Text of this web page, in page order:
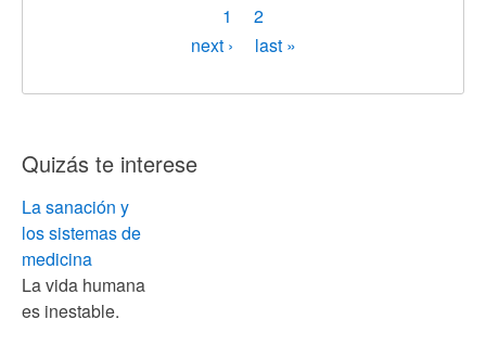
Página
actual
1 Page
2
Siguiente
next ›
Última
last »
Quizás te interese
La sanación y
los sistemas de
medicina
La vida humana
es inestable.